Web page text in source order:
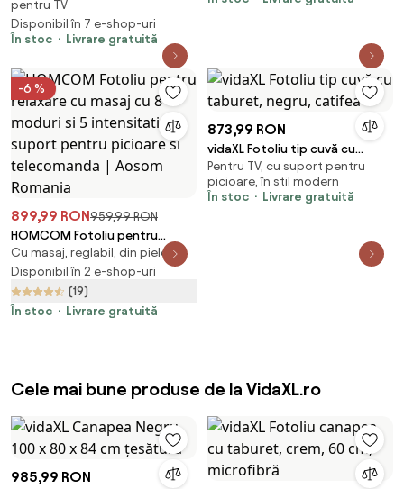
pentru TV
Disponibil în 7 e-shop-uri
În stoc
Livrare gratuită
-6 %
899,99 RON959,99 RON
HOMCOM Fotoliu pentru
relaxare cu masaj cu 8 moduri si
5 intensitati, cu suport pentru
picioare si telecomanda |
Aosom Romania
Cu masaj, reglabil, din piele
Disponibil în 2 e-shop-uri
(19)
În stoc
Livrare gratuită
873,99 RON
vidaXL Fotoliu tip cuvă cu
taburet, negru, catifea
Pentru TV, cu suport pentru
picioare, în stil modern
În stoc
Livrare gratuită
Cele mai bune produse de la VidaXL.ro
985,99 RON